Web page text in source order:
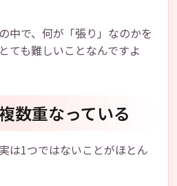
中で、何が「張り」なのかを
ても難しいことなんですよ
数重なっている
は1つではないことがほとん